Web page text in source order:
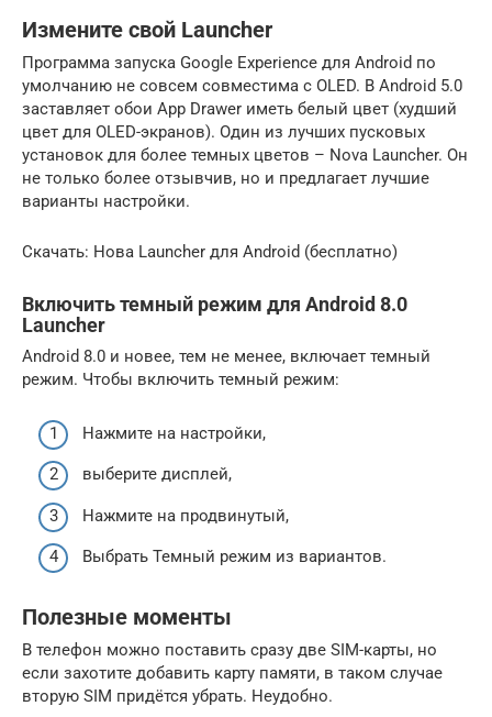
Измените свой Launcher
Программа запуска Google Experience для Android по
умолчанию не совсем совместима с OLED. В Android 5.0
заставляет обои App Drawer иметь белый цвет (худший
цвет для OLED-экранов). Один из лучших пусковых
установок для более темных цветов – Nova Launcher. Он
не только более отзывчив, но и предлагает лучшие
варианты настройки.
Скачать: Нова Launcher для Android (бесплатно)
Включить темный режим для Android 8.0
Launcher
Android 8.0 и новее, тем не менее, включает темный
режим. Чтобы включить темный режим:
Нажмите на настройки,
выберите дисплей,
Нажмите на продвинутый,
Выбрать Темный режим из вариантов.
Полезные моменты
В телефон можно поставить сразу две SIM-карты, но
если захотите добавить карту памяти, в таком случае
вторую SIM придётся убрать. Неудобно.